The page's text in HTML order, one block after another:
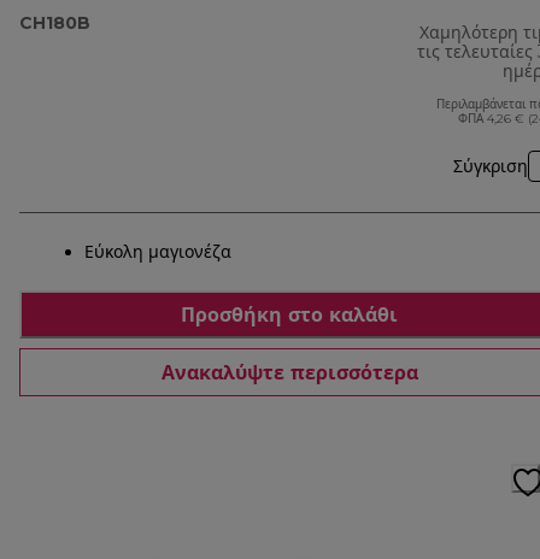
CH180B
Χαμηλότερη
τις
Περιλαμβάνεται
ΦΠΑ 4,26 €
Σύγκριση
Εύκολη μαγιονέζα
Προσθήκη στο καλάθι
Ανακαλύψτε περισσότερα